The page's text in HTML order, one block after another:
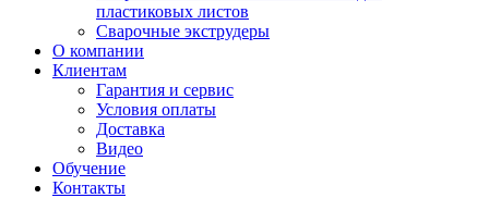
пластиковых листов
Сварочные экструдеры
О компании
Клиентам
Гарантия и сервис
Условия оплаты
Доставка
Видео
Обучение
Контакты